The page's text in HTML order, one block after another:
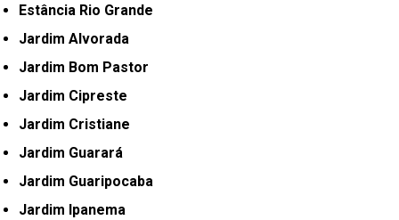
Estância Rio Grande
Jardim Alvorada
Jardim Bom Pastor
Jardim Cipreste
Jardim Cristiane
Jardim Guarará
Jardim Guaripocaba
Jardim Ipanema